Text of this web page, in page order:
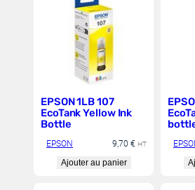
EPSON 1LB 107
EcoTank Yellow Ink
Bottle
EPSON 9,70 € HT
Ajouter au panier